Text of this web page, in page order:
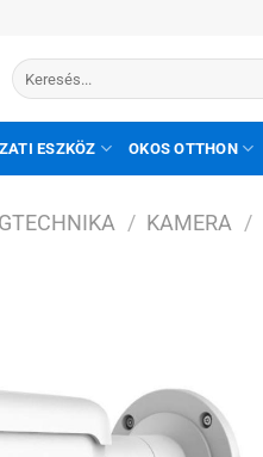
Keresés
a
ESZKÖZ OKOS OTTHON
/ KAMERA /
a
kívánságlistához